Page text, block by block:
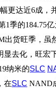
更达近6成，
1季的184.75
出货旺季，
去化，旺宏
纳米的SLC
在SLC NAND